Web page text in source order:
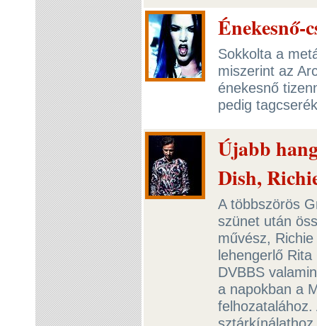
Énekesnő-
Sokkolta a
miszerint az
énekesnő
pedig
Újabb
Dish,
A többszörös
szünet után
művész,
lehengerlő
DVBBS
a napokban a